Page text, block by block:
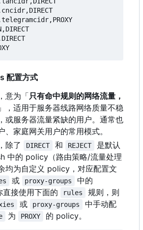
配置方式
意为「只有命中规则的网络流量，
」，适用于服务器线路网络质量不稳
或服务器流量紧缺的用户。通常也
、家庭网关用户的常用模式。
除了
DIRECT 和 REJECT
是默认
中的 policy （路由策略/流量处理
均为自定义 policy ， 对应配置文
或 proxy-groups 中的
直接使用下面的 rules
规则，则
或 proxy-groups
中手动配
为 PROXY 的 policy。